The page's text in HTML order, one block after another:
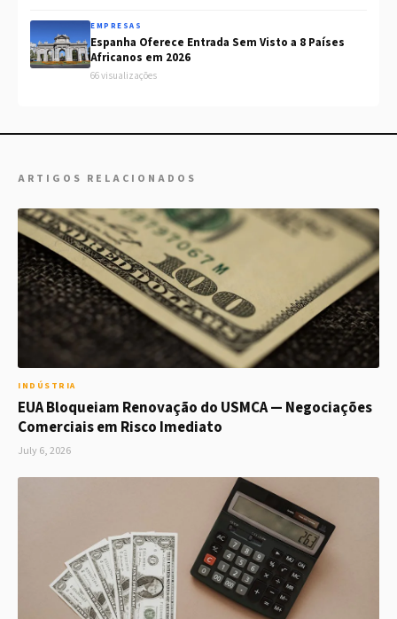
EMPRESAS
Espanha Oferece Entrada Sem Visto a 8 Países
Africanos em 2026
66 visualizações
ARTIGOS RELACIONADOS
INDÚSTRIA
EUA Bloqueiam Renovação do USMCA — Negociações
Comerciais em Risco Imediato
July 6, 2026